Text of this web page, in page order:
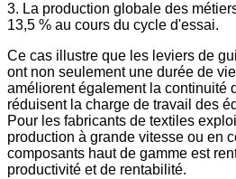
3. La production globale des
13,5 % au cours du cycle d'essai.
Ce cas illustre que les leviers de
ont non seulement une durée de
améliorent également la continuité
réduisent la charge de travail des
Pour les fabricants de textiles
production à grande vitesse ou en
composants haut de gamme est
productivité et de rentabilité.